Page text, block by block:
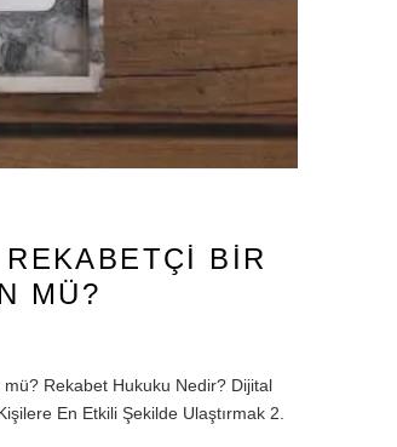
BIR
MÜ?
Rekabet Hukuku Nedir? Dijital
En Etkili Şekilde Ulaştırmak 2.